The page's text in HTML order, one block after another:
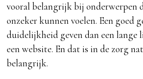
vooral belangrijk bij onderwerpen
onzeker kunnen voelen. Een goed
duidelijkheid geven dan een
een website. En dat is in de zorg
belangrijk.